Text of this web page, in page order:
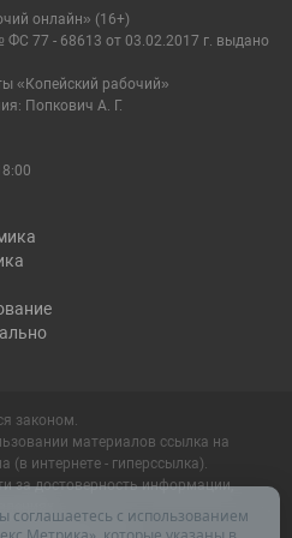
онлайн» (16+)
77 - 68613 от 03.02.2017 г. выдано
«Копейский рабочий»
Попкович А. Г.
законом.
материалов ссылка на
(в интернете - гиперссылка).
за достоверность информации,
материалы 16+
соглашаетесь с использованием